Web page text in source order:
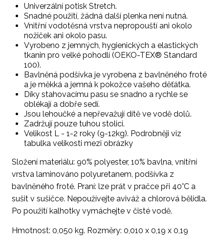
Univerzální potisk Stretch.
Snadné použití, žádná další plenka není nutná.
Vnitřní vodotěsná vrstva nepropouští ani okolo
nožiček ani okolo pasu.
Vyrobeno z jemných, hygienických a elastických
tkanin pro velké pohodlí (OEKO-TEX® Standard
100).
Bavlněná podšívka je vyrobena z bavlněného froté
a je měkká a jemná k pokožce vašeho děťátka.
Díky stahovacímu pasu se snadno a rychle se
oblékají a dobře sedí.
Jsou lehoučké a nepřevažují dítě ve vodě dolů.
Zadržují pouze tuhou stolici.
Velikost L - 1-2 roky (9-12kg). Podrobněji viz
tabulka velikosti mezi obrázky
Složení materiálu: 90% polyester, 10% bavlna, vnitřní
vrstva laminováno polyuretanem, podšívka z
bavlněného froté. Praní: lze prát v pračce při 40°C a
sušit v sušičce. Nepoužívejte aviváž a chlorová bělidla.
Po použití kalhotky vymáchejte v čisté vodě.
Hmotnost: 0,050 kg. Rozměry: 0,010 x 0,19 x 0,19